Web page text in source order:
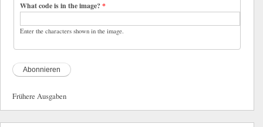
What code is in the image?*
Enter the characters shown in the image.
Frühere Ausgaben